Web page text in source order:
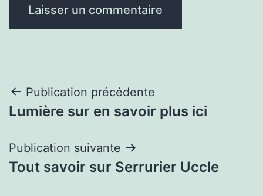
Navigation
de
l’article
Publication précédente
Lumière sur en savoir plus ici
Publication suivante
Tout savoir sur Serrurier Uccle